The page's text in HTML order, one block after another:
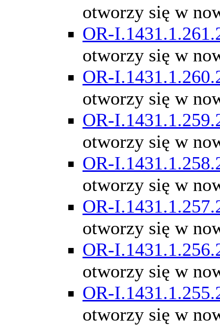
otworzy się w
OR-
otworzy się w
OR-
otworzy się w
OR-
otworzy się w
OR-
otworzy się w
OR-
otworzy się w
OR-
otworzy się w
OR-
otworzy się w